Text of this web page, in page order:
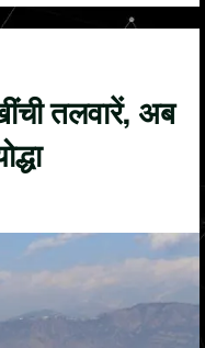
तलवारें, अब